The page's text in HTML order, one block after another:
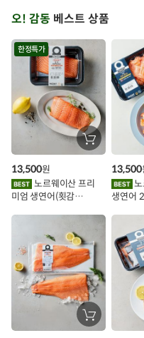
아
시
인
이
트
오! 감동 베스트 상품
한정특가
장
바
에
담
노르웨이산 프리
미엄 생연어(횟감
13,500원
노르웨이산 한입
생연어
13,500
장
바